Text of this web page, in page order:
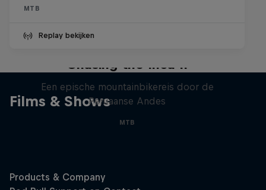
MTB
Replay bekijken
Films & Shows
Chasing the Inca II
Een epische mountainbikereis door de
Peruaanse Andes
MTB